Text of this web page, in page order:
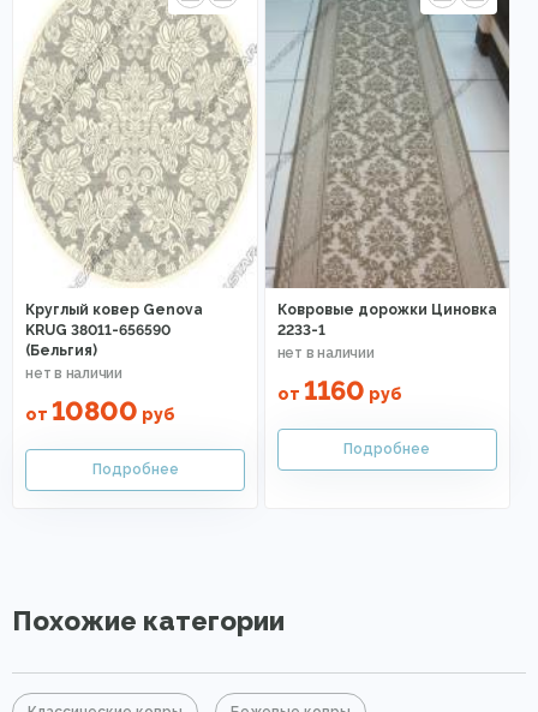
Круглый ковер Genova
KRUG 38011-656590
(Бельгия)
от 10800 руб
Ковровые дорожки Циновка
2233-1
от 1160 руб
Похожие категории